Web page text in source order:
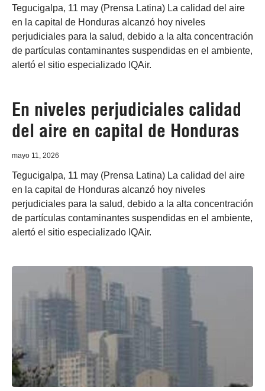
Tegucigalpa, 11 may (Prensa Latina) La calidad del aire
en la capital de Honduras alcanzó hoy niveles
perjudiciales para la salud, debido a la alta concentración
de partículas contaminantes suspendidas en el ambiente,
alertó el sitio especializado IQAir.
En niveles perjudiciales calidad
del aire en capital de Honduras
mayo 11, 2026
Tegucigalpa, 11 may (Prensa Latina) La calidad del aire
en la capital de Honduras alcanzó hoy niveles
perjudiciales para la salud, debido a la alta concentración
de partículas contaminantes suspendidas en el ambiente,
alertó el sitio especializado IQAir.